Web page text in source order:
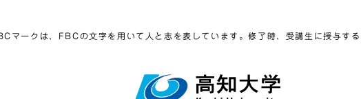
マークは、FBCの文字を用いて人と志を表しています。修了時、受講生に授与す